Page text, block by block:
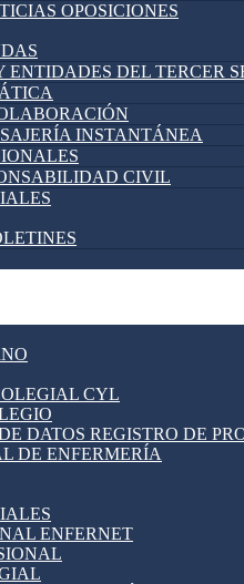
OPOSICIONES
ENTIDADES DEL TERCER
INSTANTÁNEA
CIVIL
CYL
DATOS REGISTRO DE
DE ENFERMERÍA
ENFERNET